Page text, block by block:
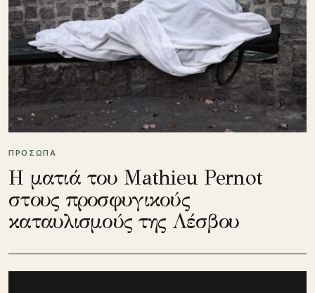
ΠΡΟΣΩΠΑ
Η ματιά του Mathieu Pernot
στους προσφυγικούς
καταυλισμούς της Λέσβου